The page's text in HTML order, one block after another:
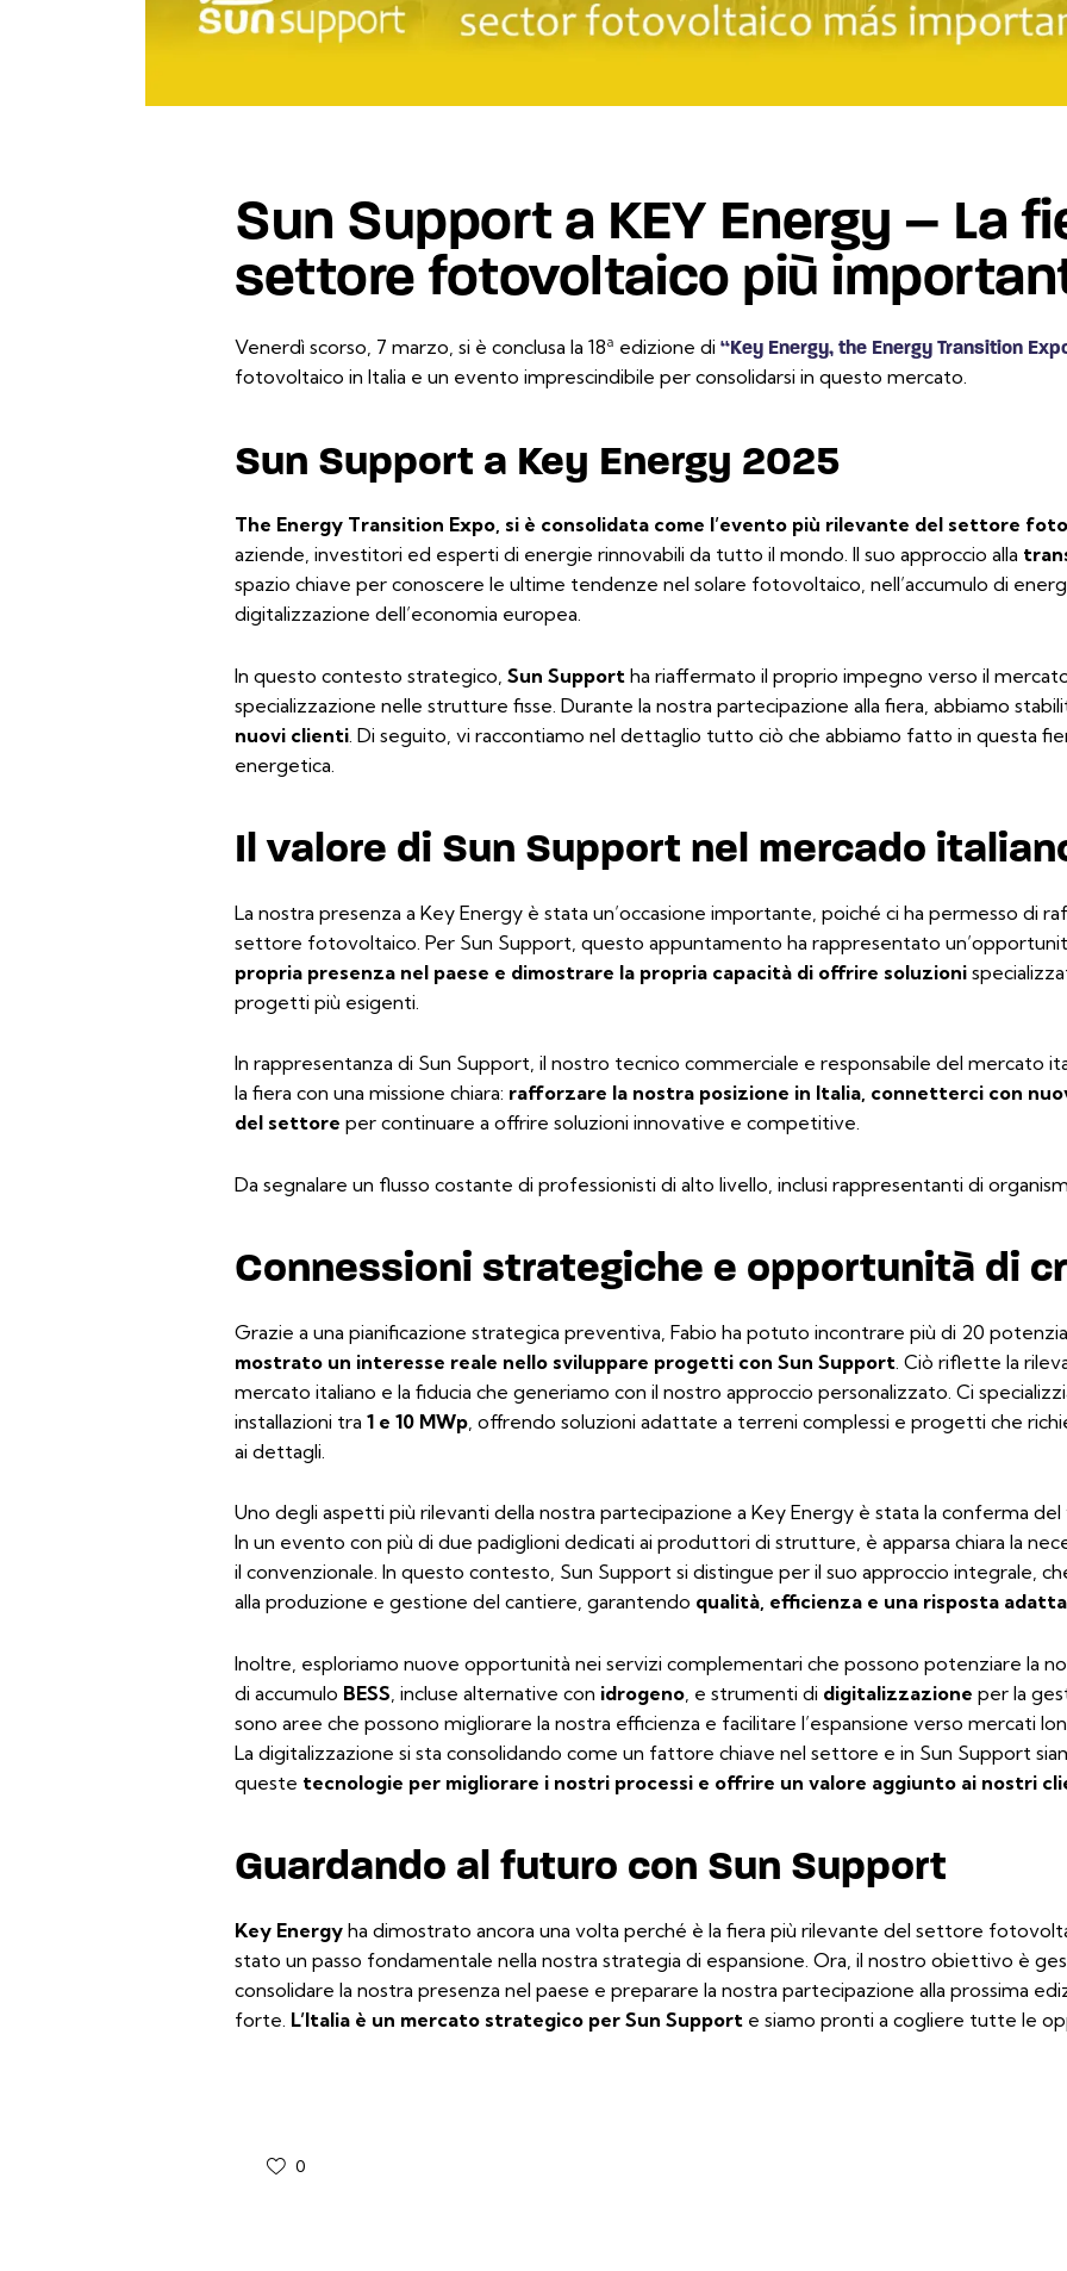
Sun Support a KEY Energy – La
settore fotovoltaico più
Venerdì scorso, 7 marzo, si è conclusa la 18ª edizione di “Key Energy, the Energy Transition
fotovoltaico in Italia e un evento imprescindibile per consolidarsi in questo mercato.
Sun Support a Key Energy 2025
The Energy Transition Expo, si è consolidata come l’evento più rilevante del settore
aziende, investitori ed esperti di energie rinnovabili da tutto il mondo. Il suo approccio alla
spazio chiave per conoscere le ultime tendenze nel solare fotovoltaico, nell’accumulo di
digitalizzazione dell’economia europea.
In questo contesto strategico, Sun Support ha riaffermato il proprio impegno verso il
specializzazione nelle strutture fisse. Durante la nostra partecipazione alla fiera, abbiamo
nuovi clienti . Di seguito, vi raccontiamo nel dettaglio tutto ciò che abbiamo fatto in questa
energetica.
Il valore di Sun Support nel mercado
La nostra presenza a Key Energy è stata un’occasione importante, poiché ci ha permesso di
settore fotovoltaico. Per Sun Support, questo appuntamento ha rappresentato
propria presenza nel paese e dimostrare la propria capacità di offrire soluzioni
progetti più esigenti.
In rappresentanza di Sun Support, il nostro tecnico commerciale e responsabile del mercato
la fiera con una missione chiara: rafforzare la nostra posizione in Italia, connetterci con
del settore per continuare a offrire soluzioni innovative e competitive.
Da segnalare un flusso costante di professionisti di alto livello, inclusi rappresentanti di
Connessioni strategiche e opportunità di
Grazie a una pianificazione strategica preventiva, Fabio ha potuto incontrare più di 20
mostrato un interesse reale nello sviluppare progetti con Sun Support . Ciò riflette la
mercato italiano e la fiducia che generiamo con il nostro approccio personalizzato. Ci
installazioni tra 1 e 10 MWp , offrendo soluzioni adattate a terreni complessi e progetti che
ai dettagli.
Uno degli aspetti più rilevanti della nostra partecipazione a Key Energy è stata la conferma
In un evento con più di due padiglioni dedicati ai produttori di strutture, è apparsa chiara la
il convenzionale. In questo contesto, Sun Support si distingue per il suo approccio integrale,
alla produzione e gestione del cantiere, garantendo qualità, efficienza e una risposta
Inoltre, esploriamo nuove opportunità nei servizi complementari che possono potenziare la
di accumulo BESS , incluse alternative con idrogeno , e strumenti di digitalizzazione per la
sono aree che possono migliorare la nostra efficienza e facilitare l’espansione verso mercati
La digitalizzazione si sta consolidando come un fattore chiave nel settore e in Sun Support
queste tecnologie per migliorare i nostri processi e offrire un valore aggiunto ai nostri
Guardando al futuro con Sun Support
Key Energy ha dimostrato ancora una volta perché è la fiera più rilevante del settore
stato un passo fondamentale nella nostra strategia di espansione. Ora, il nostro obiettivo è
consolidare la nostra presenza nel paese e preparare la nostra partecipazione alla prossima
forte. L’Italia è un mercato strategico per Sun Support e siamo pronti a cogliere tutte le
0